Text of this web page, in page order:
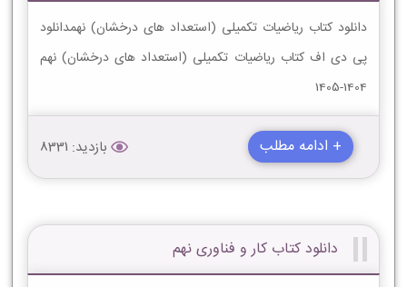
دانلود کتاب ریاضیات تکمیلی (استعداد های درخشان) نهمدانلود
پی دی اف کتاب ریاضیات تکمیلی (استعداد های درخشان) نهم
1404-1405
+ ادامه مطلب بازدید: 8331
دانلود کتاب کار و فناوری نهم